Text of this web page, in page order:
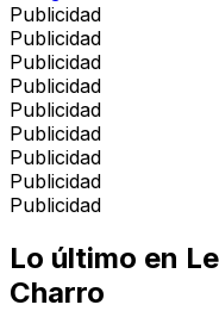
Publicidad
Publicidad
Publicidad
Publicidad
Publicidad
Publicidad
Publicidad
Publicidad
Publicidad
Lo último en
Charro